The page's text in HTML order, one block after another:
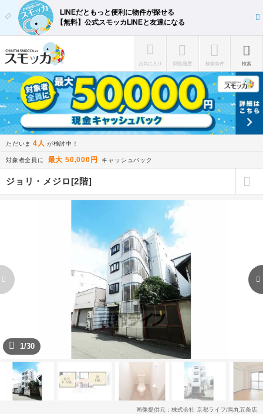
LINEだともっと便利に物件が探せる
【無料】公式スモッカLINEと友達になる
お気に入り 閲覧履歴 検索条件 検索
ただいま 4人 が検討中！
対象者全員に 最大 50,000円 キャッシュバック
ジョリ・メジロ[2階]
1/30
画像提供元：株式会社 京都ライフ/烏丸五条店